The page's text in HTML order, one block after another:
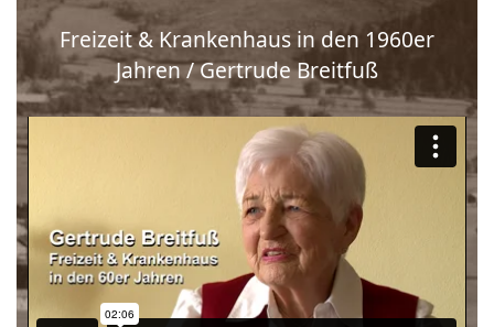
Freizeit & Krankenhaus in den 1960er
Jahren / Gertrude Breitfuß